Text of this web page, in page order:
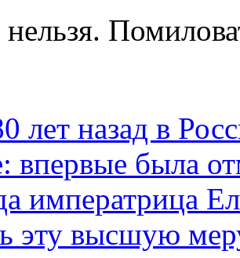
лет назад в
впервые была
императрица
эту высшую